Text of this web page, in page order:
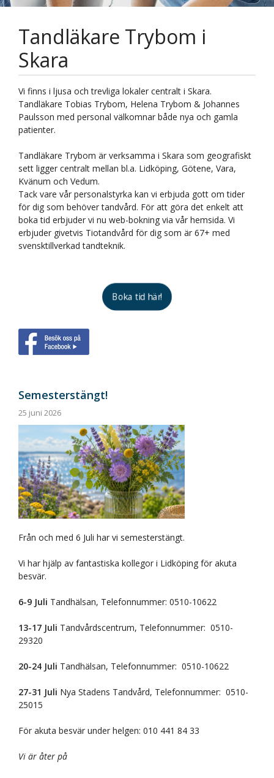
Tandläkare Trybom i
Skara
Vi finns i ljusa och trevliga lokaler centralt i Skara.
Tandläkare Tobias Trybom, Helena Trybom & Johannes
Paulsson med personal välkomnar både nya och gamla
patienter.
Tandläkare Trybom är verksamma i Skara som geografiskt
sett ligger centralt mellan bl.a. Lidköping, Götene, Vara,
Kvänum och Vedum.
Tack vare vår personalstyrka kan vi erbjuda gott om tider
för dig som behöver tandvård. För att göra det enkelt att
boka tid erbjuder vi nu web-bokning via vår hemsida. Vi
erbjuder givetvis Tiotandvård för dig som är 67+ med
svensktillverkad tandteknik.
Boka tid här!
Semesterstängt!
25 juni 2026
Från och med 6 Juli har vi semesterstängt.
Vi har hjälp av fantastiska kollegor i Lidköping för akuta
besvär.
6-9 Juli Tandhälsan, Telefonnummer: 0510-10622
13-17 Juli Tandvårdscentrum, Telefonnummer: 0510-
29320
20-24 Juli Tandhälsan, Telefonnummer: 0510-10622
27-31 Juli Nya Stadens Tandvård, Telefonnummer: 0510-
25015
För akuta besvär under helgen: 010 441 84 33
Vi är åter på